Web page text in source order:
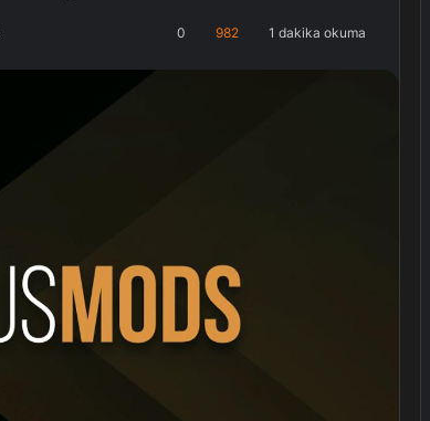
0 982 1 dakika okuma